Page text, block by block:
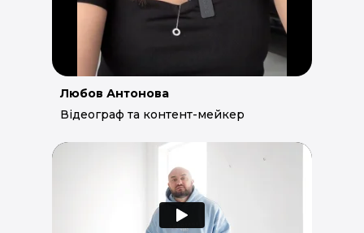
Любов Антонова
Відеограф та контент-мейкер